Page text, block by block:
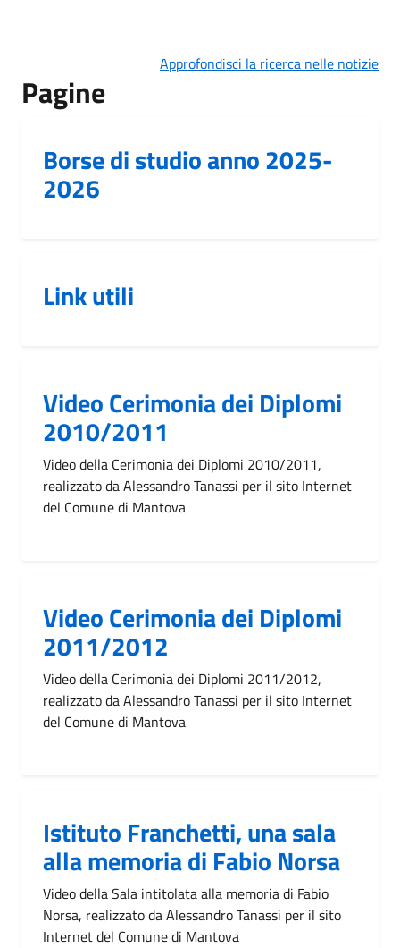
Approfondisci la ricerca nelle notizie
Pagine
Borse di studio anno 2025-
2026
Link utili
Video Cerimonia dei Diplomi
2010/2011
Video della Cerimonia dei Diplomi 2010/2011,
realizzato da Alessandro Tanassi per il sito Internet
del Comune di Mantova
Video Cerimonia dei Diplomi
2011/2012
Video della Cerimonia dei Diplomi 2011/2012,
realizzato da Alessandro Tanassi per il sito Internet
del Comune di Mantova
Istituto Franchetti, una sala
alla memoria di Fabio Norsa
Video della Sala intitolata alla memoria di Fabio
Norsa, realizzato da Alessandro Tanassi per il sito
Internet del Comune di Mantova